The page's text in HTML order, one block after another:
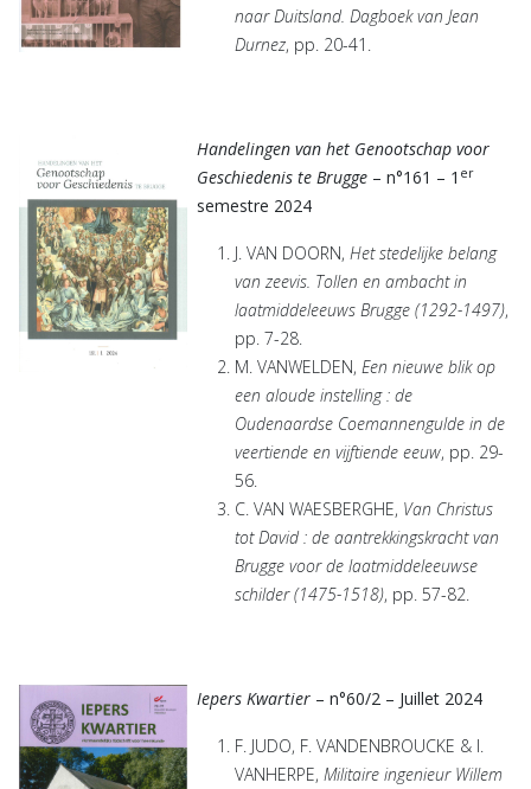
naar Duitsland. Dagboek van Jean
Durnez, pp. 20-41.
Handelingen van het Genootschap voor
Geschiedenis te Brugge – n°161 – 1 er
semestre 2024
J. VAN DOORN, Het stedelijke belang
van zeevis. Tollen en ambacht in
laatmiddeleeuws Brugge (1292-1497),
pp. 7-28.
M. VANWELDEN, Een nieuwe blik op
een aloude instelling : de
Oudenaardse Coemannengulde in de
veertiende en vijftiende eeuw, pp. 29-
56.
C. VAN WAESBERGHE, Van Christus
tot David : de aantrekkingskracht van
Brugge voor de laatmiddeleeuwse
schilder (1475-1518), pp. 57-82.
Iepers Kwartier – n°60/2 – Juillet 2024
F. JUDO, F. VANDENBROUCKE & I.
VANHERPE, Militaire ingenieur Willem